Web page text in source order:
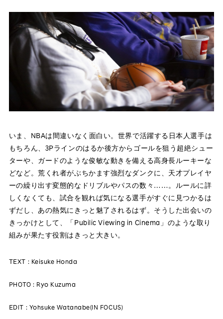
いま、NBAは間違いなく面白い。世界で活躍する日本人選手は
もちろん、3Pラインのはるか後方からゴールを狙う超絶シュー
ターや、ガードのような俊敏な動きを備える高身長ルーキーな
どなど。荒くれ者がぶちかます強烈なダンクに、天才プレイヤ
ーの繰り出す変態的なドリブルやパスの数々……。ルールに詳
しくなくても、試合を観れば気になる選手がすぐに見つかるは
ずだし、あの熱気にきっと魅了されるはず。そうした出会いの
きっかけとして、「Pubilic Viewing in Cinema」のような取り
組みが果たす役割はきっと大きい。
TEXT : Keisuke Honda
PHOTO : Ryo Kuzuma
EDIT : Yohsuke Watanabe(IN FOCUS)